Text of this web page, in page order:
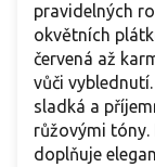
pravidelných
okvětních
červená až
vůči
sladká a
růžovými tóny.
doplňuje